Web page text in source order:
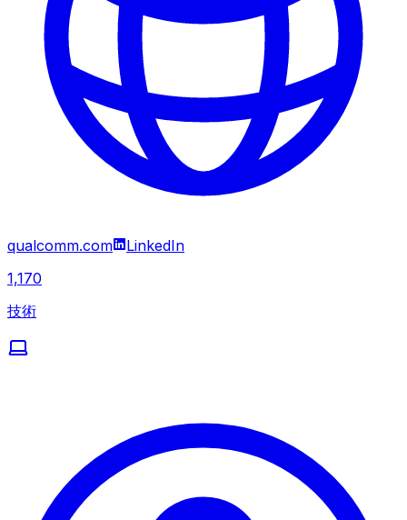
qualcomm.com
LinkedIn
1,170
技術